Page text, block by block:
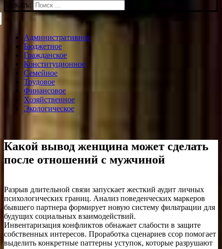
Искать:
Административное
Бюджетное
Гражданское
Конституционное
Семейное
Трудовое
Финансовое
Хозяйственное
Экологическое
Какой вывод женщина может сделать
после отношений с мужчиной
Разрыв длительной связи запускает жесткий аудит личных
психологических границ. Анализ поведенческих маркеров
бывшего партнера формирует новую систему фильтрации для
будущих социальных взаимодействий.
Инвентаризация конфликтов обнажает слабости в защите
собственных интересов. Проработка сценариев ссор помогает
выделить конкретные паттерны уступок, которые разрушают